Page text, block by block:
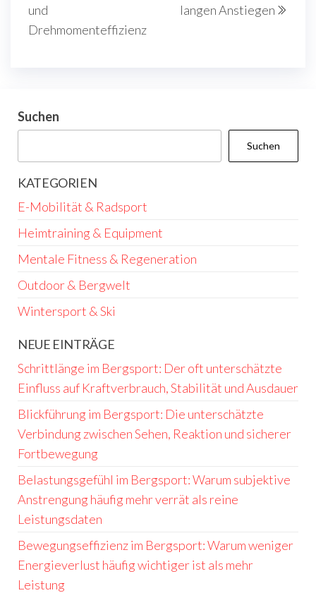
und
Drehmomenteffizienz
langen Anstiegen
Suchen
Suchen
KATEGORIEN
E-Mobilität & Radsport
Heimtraining & Equipment
Mentale Fitness & Regeneration
Outdoor & Bergwelt
Wintersport & Ski
NEUE EINTRÄGE
Schrittlänge im Bergsport: Der oft unterschätzte
Einfluss auf Kraftverbrauch, Stabilität und Ausdauer
Blickführung im Bergsport: Die unterschätzte
Verbindung zwischen Sehen, Reaktion und sicherer
Fortbewegung
Belastungsgefühl im Bergsport: Warum subjektive
Anstrengung häufig mehr verrät als reine
Leistungsdaten
Bewegungseffizienz im Bergsport: Warum weniger
Energieverlust häufig wichtiger ist als mehr
Leistung